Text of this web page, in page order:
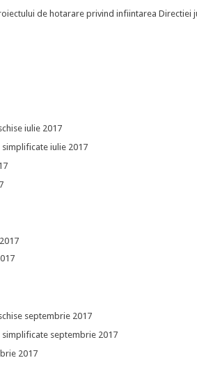
de hotarare privind infiintarea Directiei
iulie 2017
iulie 2017
septembrie 2017
septembrie 2017
2017